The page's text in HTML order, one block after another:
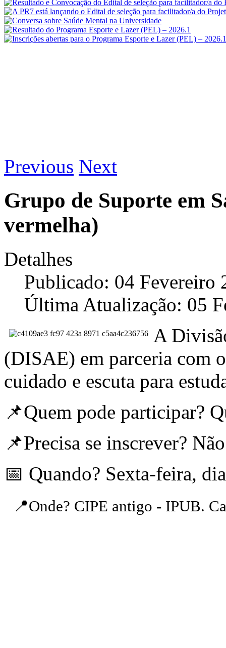
Previous Next
Grupo de Suporte em
vermelha)
Detalhes
Publicado: 04 Fevereiro
Última Atualização: 05
A
(DISAE) em parceria com
cuidado e escuta para
📌Quem pode participar?
📌Precisa se inscrever?
📅 Quando? Sexta-feira,
📍Onde? CIPE antigo - IPUB.